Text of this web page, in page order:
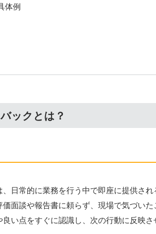
体例
ックとは？
日常的に業務を行う中で即座に提供され
面談や報告書に頼らず、現場で気づい
い点をすぐに認識し、次の行動に反映さ